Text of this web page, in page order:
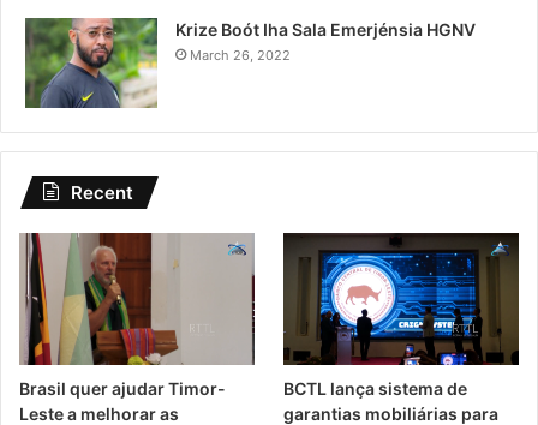
Krize Boót Iha Sala Emerjénsia HGNV
March 26, 2022
Recent
Brasil quer ajudar Timor-
Leste a melhorar as
BCTL lança sistema de
garantias mobiliárias para